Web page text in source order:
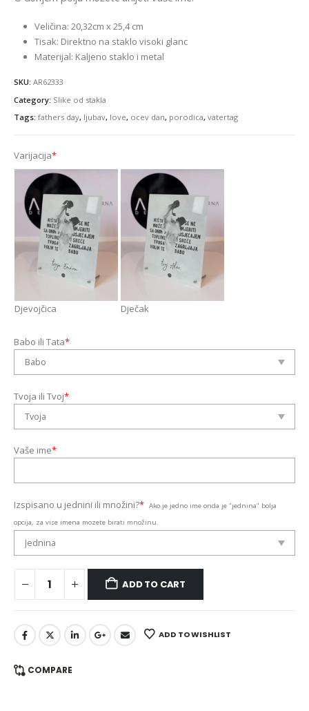
Veličina: 20,32cm x 25,4 cm
Tisak: Direktno na staklo visoki glanc
Materijal: Kaljeno staklo i metal
SKU: AR62333
Category: Slike od stakla
Tags: fathers day, ljubav, love, ocev dan, porodica, vatertag
Varijacija*
Djevojčica Dječak
Babo ili Tata*
Tvoja ili Tvoj*
Vaše ime*
Izspisano u jednini ili množini?* Ako je jedno ime onda je "jednina" bolja
opcija, za vise imena mozete birati množinu.
ADD TO CART
ADD TO WISHLIST
COMPARE